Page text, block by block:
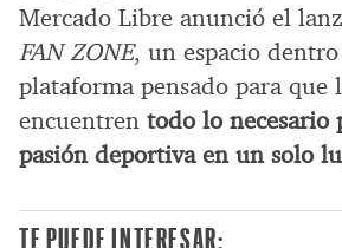
Mercado Libre anunció el
FAN ZONE, un espacio
plataforma pensado para que
encuentren todo lo necesario
pasión deportiva en un solo
TE PUEDE INTERESAR: